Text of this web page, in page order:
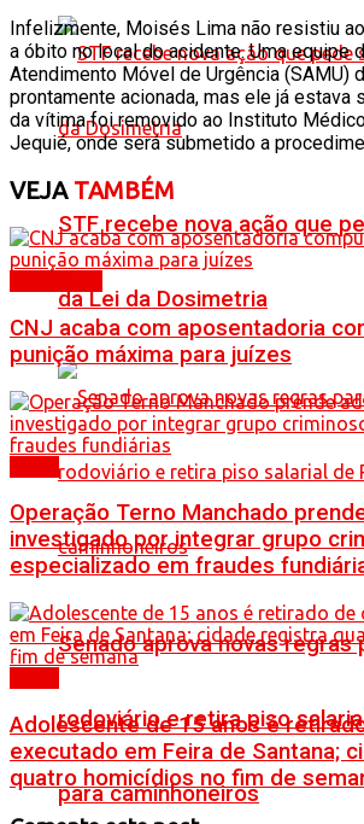
STF recebe nova ação que
da Lei da Dosimetria
Senado aprova novas regras
rodoviário e retira piso
para caminhoneiros
Infelizmente, Moisés Lima não resistiu
a óbito no local do acidente. Uma equipe
Atendimento Móvel de Urgência (SAMU)
prontamente acionada, mas ele já estava
da vítima foi removido ao Instituto
Jequié, onde será submetido a
VEJATAMBÉM
CNJ acaba com aposentadoria
punição máxima para juízes
Operação Terno Manchado
investigado por integrar grupo
especializado em fraudes
Adolescente de 15 anos é
executado em Feira de Santana;
quatro homicídios no fim de